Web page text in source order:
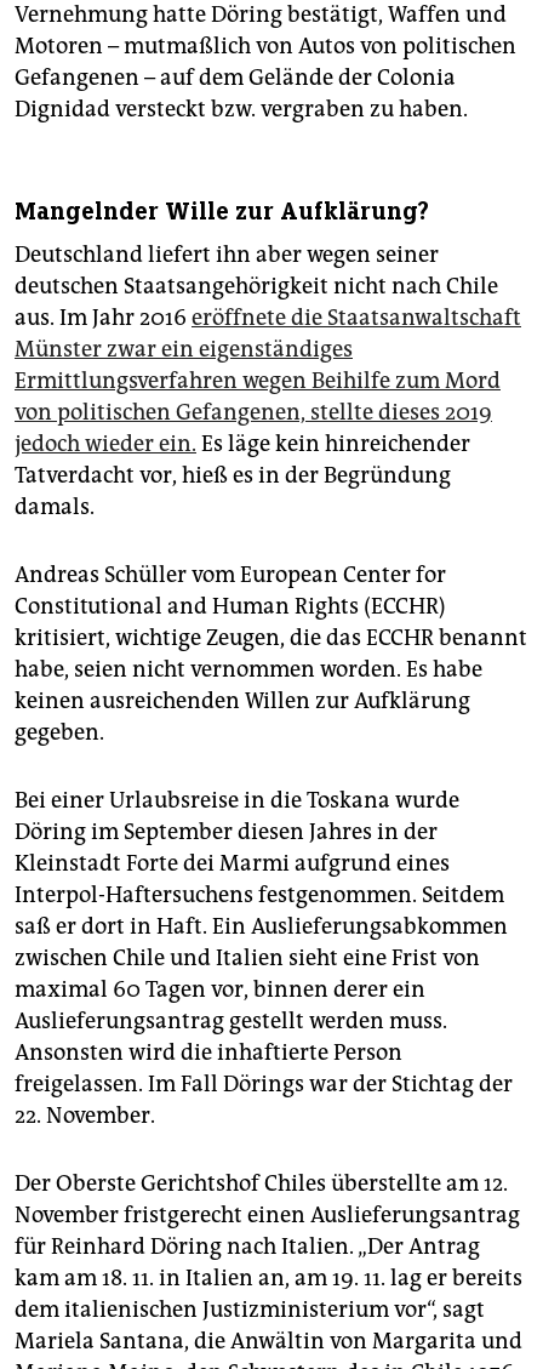
Vernehmung hatte Döring bestätigt, Waffen und
Motoren – mutmaßlich von Autos von politischen
Gefangenen – auf dem Gelände der Colonia
Dignidad versteckt bzw. vergraben zu haben.
Mangelnder Wille zur Aufklärung?
Deutschland liefert ihn aber wegen seiner
deutschen Staatsangehörigkeit nicht nach Chile
aus. Im Jahr 2016 eröffnete die Staatsanwaltschaft
Münster zwar ein eigenständiges
Ermittlungsverfahren wegen Beihilfe zum Mord
von politischen Gefangenen, stellte dieses 2019
jedoch wieder ein. Es läge kein hinreichender
Tatverdacht vor, hieß es in der Begründung
damals.
Andreas Schüller vom European Center for
Constitutional and Human Rights (ECCHR)
kritisiert, wichtige Zeugen, die das ECCHR benannt
habe, seien nicht vernommen worden. Es habe
keinen ausreichenden Willen zur Aufklärung
gegeben.
Bei einer Urlaubsreise in die Toskana wurde
Döring im September diesen Jahres in der
Kleinstadt Forte dei Marmi aufgrund eines
Interpol-Haftersuchens festgenommen. Seitdem
saß er dort in Haft. Ein Auslieferungsabkommen
zwischen Chile und Italien sieht eine Frist von
maximal 60 Tagen vor, binnen derer ein
Auslieferungsantrag gestellt werden muss.
Ansonsten wird die inhaftierte Person
freigelassen. Im Fall Dörings war der Stichtag der
22. November.
Der Oberste Gerichtshof Chiles überstellte am 12.
November fristgerecht einen Auslieferungsantrag
für Reinhard Döring nach Italien. „Der Antrag
kam am 18. 11. in Italien an, am 19. 11. lag er bereits
dem italienischen Justizministerium vor“, sagt
Mariela Santana, die Anwältin von Margarita und